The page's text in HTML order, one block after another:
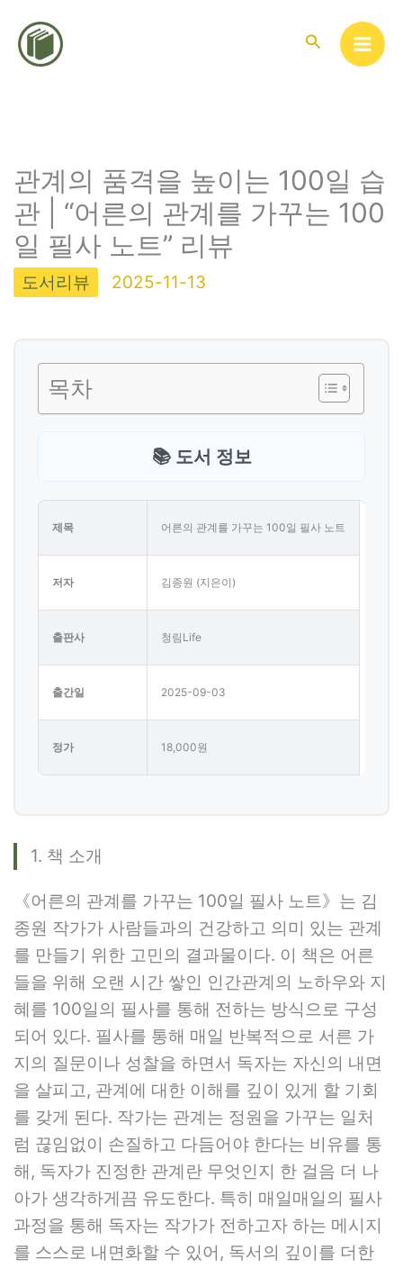
검
관계의 품격을 높이는 100일 습
관 | “어른의 관계를 가꾸는 100
일 필사 노트” 리뷰
도서리뷰 2025-11-13
목차
📚 도서 정보
제목 어른의 관계를 가꾸는 100일 필사 노트
저자 김종원 (지은이)
출판사 청림Life
출간일 2025-09-03
정가 18,000원
1. 책 소개
《어른의 관계를 가꾸는 100일 필사 노트》는 김
종원 작가가 사람들과의 건강하고 의미 있는 관계
를 만들기 위한 고민의 결과물이다. 이 책은 어른
들을 위해 오랜 시간 쌓인 인간관계의 노하우와 지
혜를 100일의 필사를 통해 전하는 방식으로 구성
되어 있다. 필사를 통해 매일 반복적으로 서른 가
지의 질문이나 성찰을 하면서 독자는 자신의 내면
을 살피고, 관계에 대한 이해를 깊이 있게 할 기회
를 갖게 된다. 작가는 관계는 정원을 가꾸는 일처
럼 끊임없이 손질하고 다듬어야 한다는 비유를 통
해, 독자가 진정한 관계란 무엇인지 한 걸음 더 나
아가 생각하게끔 유도한다. 특히 매일매일의 필사
과정을 통해 독자는 작가가 전하고자 하는 메시지
를 스스로 내면화할 수 있어, 독서의 깊이를 더한